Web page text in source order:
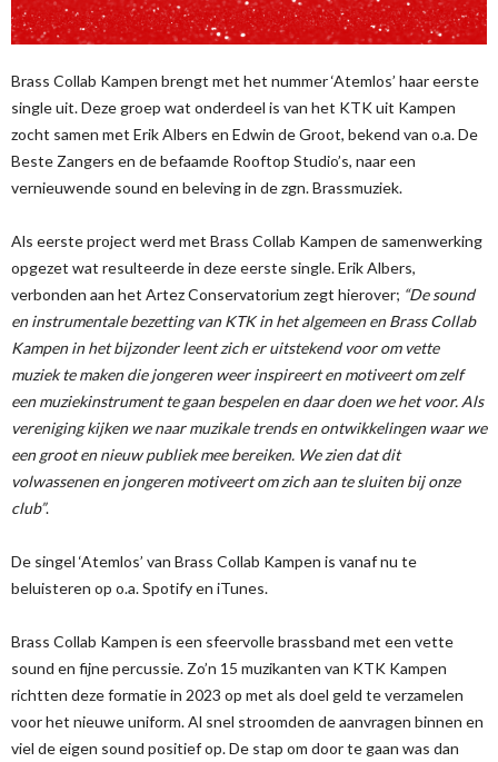
Brass Collab Kampen brengt met het nummer ‘Atemlos’ haar eerste
single uit. Deze groep wat onderdeel is van het KTK uit Kampen
zocht samen met Erik Albers en Edwin de Groot, bekend van o.a. De
Beste Zangers en de befaamde Rooftop Studio’s, naar een
vernieuwende sound en beleving in de zgn. Brassmuziek.
Als eerste project werd met Brass Collab Kampen de samenwerking
opgezet wat resulteerde in deze eerste single. Erik Albers,
verbonden aan het Artez Conservatorium zegt hierover; “De sound
en instrumentale bezetting van KTK in het algemeen en Brass Collab
Kampen in het bijzonder leent zich er uitstekend voor om vette
muziek te maken die jongeren weer inspireert en motiveert om zelf
een muziekinstrument te gaan bespelen en daar doen we het voor. Als
vereniging kijken we naar muzikale trends en ontwikkelingen waar we
een groot en nieuw publiek mee bereiken. We zien dat dit
volwassenen en jongeren motiveert om zich aan te sluiten bij onze
club”.
De singel ‘Atemlos’ van Brass Collab Kampen is vanaf nu te
beluisteren op o.a. Spotify en iTunes.
Brass Collab Kampen is een sfeervolle brassband met een vette
sound en fijne percussie. Zo’n 15 muzikanten van KTK Kampen
richtten deze formatie in 2023 op met als doel geld te verzamelen
voor het nieuwe uniform. Al snel stroomden de aanvragen binnen en
viel de eigen sound positief op. De stap om door te gaan was dan